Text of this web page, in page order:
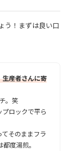
う！まずは良い口
産者さんに寄
。笑
ロックで平ら
そのままフラ
度湯煎。